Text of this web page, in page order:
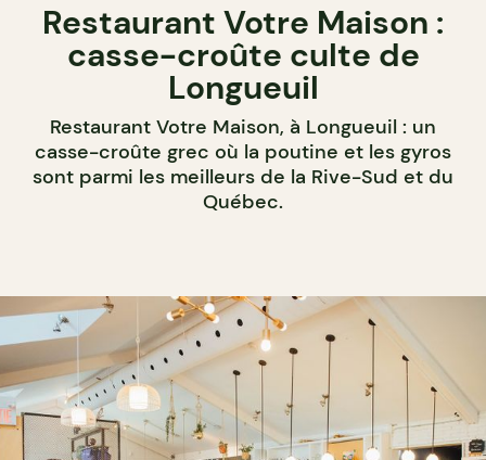
Restaurant Votre Maison :
casse-croûte culte de
Longueuil
Restaurant Votre Maison, à Longueuil : un
casse-croûte grec où la poutine et les gyros
sont parmi les meilleurs de la Rive-Sud et du
Québec.